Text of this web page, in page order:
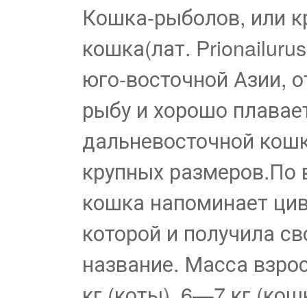
Кошка-рыболов, или
кошка(лат.
юго-восточной Азии,
рыбу и хорошо
дальневосточной
крупных
кошка напоминает
которой и получила
название. Масса